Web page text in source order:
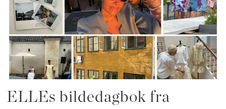
ELLEs bildedagbok fra